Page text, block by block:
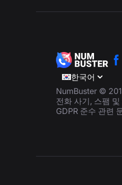
한국어
NumBuster ©
전화 사기, 스팸
GDPR 준수 관련